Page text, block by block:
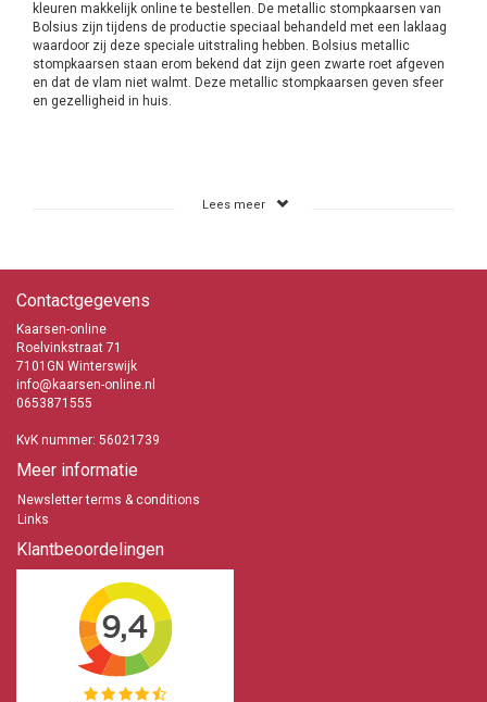
kleuren makkelijk online te bestellen. De metallic stompkaarsen van
Bolsius zijn tijdens de productie speciaal behandeld met een laklaag
waardoor zij deze speciale uitstraling hebben. Bolsius metallic
stompkaarsen staan erom bekend dat zijn geen zwarte roet afgeven
en dat de vlam niet walmt. Deze metallic stompkaarsen geven sfeer
en gezelligheid in huis.
Lees meer
Contactgegevens
Kaarsen-online
Roelvinkstraat 71
7101GN Winterswijk
info@kaarsen-online.nl
0653871555
KvK nummer: 56021739
Meer informatie
Newsletter terms & conditions
Links
Klantbeoordelingen